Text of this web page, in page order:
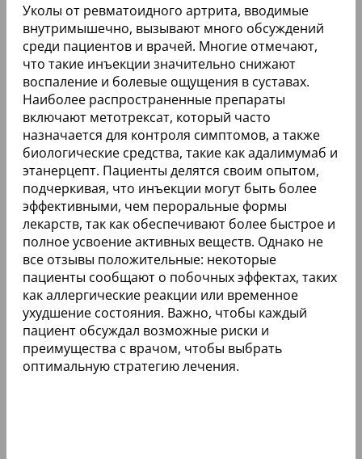
Уколы от ревматоидного артрита, вводимые
внутримышечно, вызывают много обсуждений
среди пациентов и врачей. Многие отмечают,
что такие инъекции значительно снижают
воспаление и болевые ощущения в суставах.
Наиболее распространенные препараты
включают метотрексат, который часто
назначается для контроля симптомов, а также
биологические средства, такие как адалимумаб и
этанерцепт. Пациенты делятся своим опытом,
подчеркивая, что инъекции могут быть более
эффективными, чем пероральные формы
лекарств, так как обеспечивают более быстрое и
полное усвоение активных веществ. Однако не
все отзывы положительные: некоторые
пациенты сообщают о побочных эффектах, таких
как аллергические реакции или временное
ухудшение состояния. Важно, чтобы каждый
пациент обсуждал возможные риски и
преимущества с врачом, чтобы выбрать
оптимальную стратегию лечения.